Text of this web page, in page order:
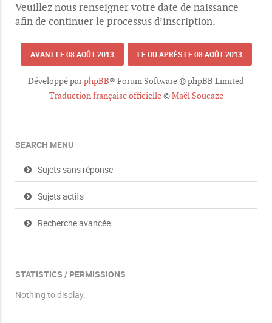
Veuillez nous renseigner votre date de naissance
afin de continuer le processus d’inscription.
AVANT LE 08 AOÛT 2013 LE OU APRÈS LE 08 AOÛT 2013
Développé parphpBB® Forum Software © phpBB Limited
Traduction française officielle©Maël Soucaze
SEARCH MENU
Sujets sans réponse
Sujets actifs
Recherche avancée
STATISTICS / PERMISSIONS
Nothing to display.